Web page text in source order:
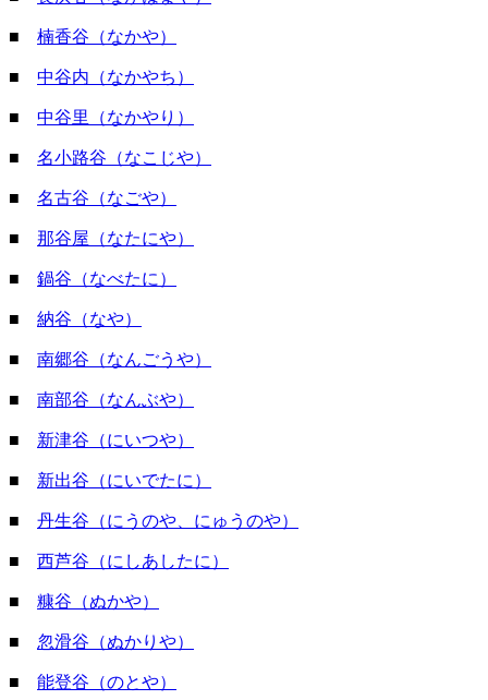
■ 楠香谷（なかや）
■ 中谷内（なかやち）
■ 中谷里（なかやり）
■ 名小路谷（なこじや）
■ 名古谷（なごや）
■ 那谷屋（なたにや）
■ 鍋谷（なべたに）
■ 納谷（なや）
■ 南郷谷（なんごうや）
■ 南部谷（なんぶや）
■ 新津谷（にいつや）
■ 新出谷（にいでたに）
■ 丹生谷（にうのや、にゅうのや）
■ 西芦谷（にしあしたに）
■ 糠谷（ぬかや）
■ 忽滑谷（ぬかりや）
■ 能登谷（のとや）